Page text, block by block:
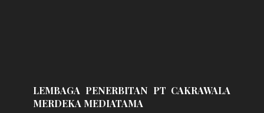
LEMBAGA PENERBITAN PT CAKRAWALA
MERDEKA MEDIATAMA